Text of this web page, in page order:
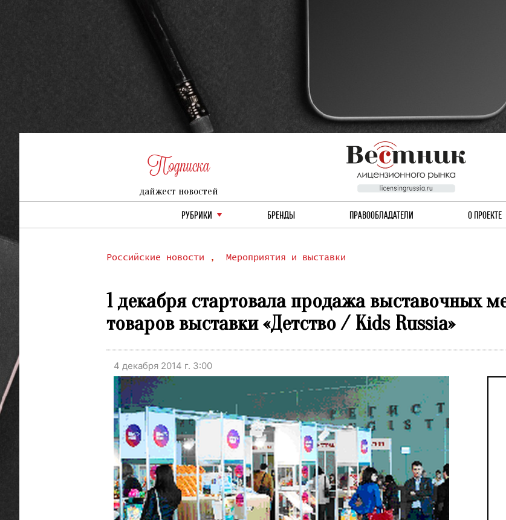
Подписка
дайжест новостей
РУБРИКИ БРЕНДЫ ПРАВООБЛАДАТЕЛИ О ПРОЕКТЕ
Российские новости , Мероприятия и выставки
1 декабря стартовала продажа выставочных
товаров выставки «Детство / Kids Russia»
4 декабря 2014 г. 3:00